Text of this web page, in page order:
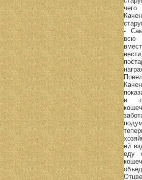
-
всю
и
ей
еду